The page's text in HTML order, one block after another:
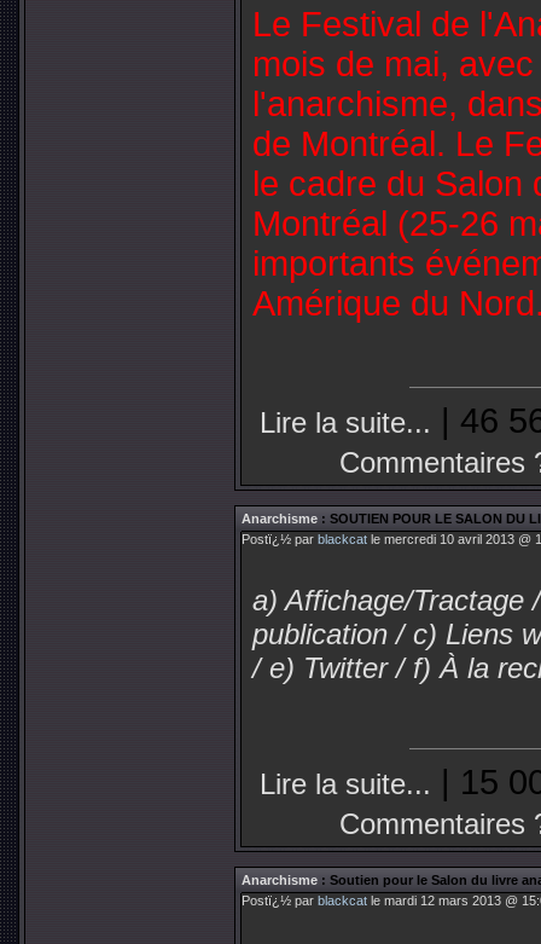
Le Festival de
mois de mai,
l'anarchisme,
de Montréal. Le
le cadre du Salon
Montréal (25-26
importants
Amérique du
Lire la suite... | 46
Commentaires
Anarchisme : SOUTIEN POUR LE SALON DU
Postï¿½ par blackcat le mercredi 10 avril 2013 @
a) Affichage/Tractage
publication / c) Liens
/ e) Twitter / f) À la
Lire la suite... | 15
Commentaires
Anarchisme : Soutien pour le Salon du livre
Postï¿½ par blackcat le mardi 12 mars 2013 @